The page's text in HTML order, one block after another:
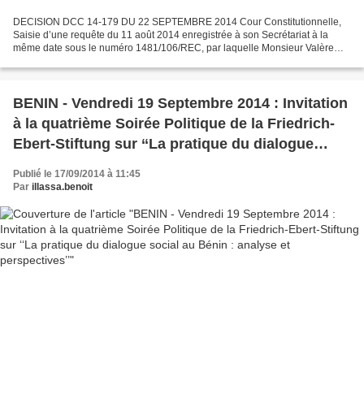
DECISION DCC 14-179 DU 22 SEPTEMBRE 2014 Cour Constitutionnelle,
Saisie d’une requête du 11 août 2014 enregistrée à son Secrétariat à la
même date sous le numéro 1481/106/REC, par laquelle Monsieur Valère
BENIN - Vendredi 19 Septembre 2014 : Invitation
à la quatrième Soirée Politique de la Friedrich-
Ebert-Stiftung sur ‘‘La pratique du dialogue
Publié le 17/09/2014 à 11:45
Par illassa.benoit